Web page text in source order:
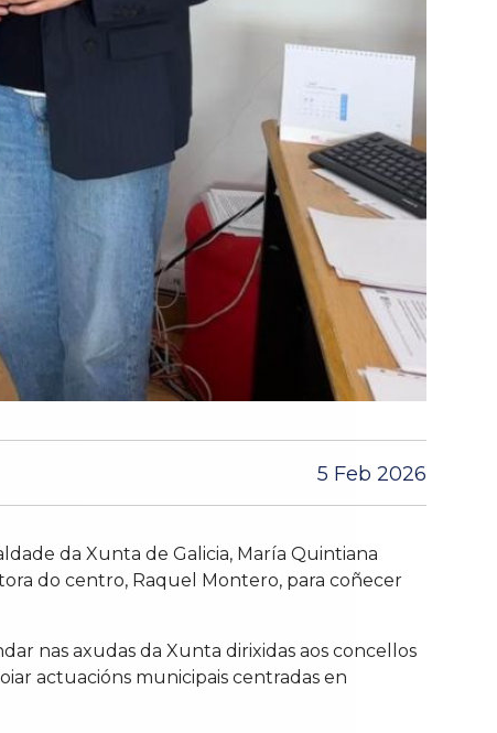
5 Feb 2026
da Xunta de Galicia, María Quintiana
do centro, Raquel Montero, para coñecer
nas axudas da Xunta dirixidas aos concellos
actuacións municipais centradas en